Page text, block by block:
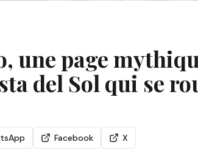
une page
del Sol qui se
Facebook X